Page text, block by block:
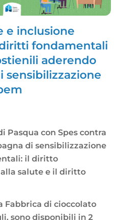
e inclusione
fondamentali
aderendo
sensibilizzazione
Pasqua con Spes contra
di sensibilizzazione
il diritto
salute e il diritto
Fabbrica di cioccolato
sono disponibili in 2